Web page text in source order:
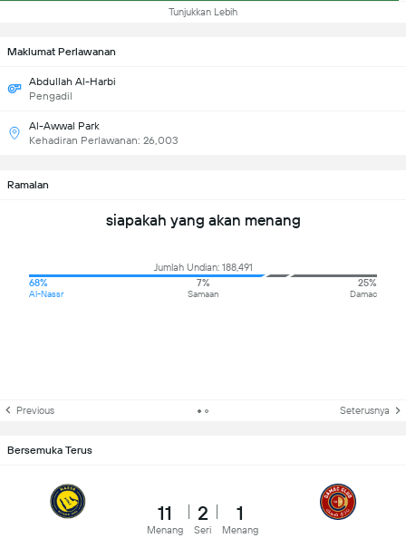
Tunjukkan Lebih
Maklumat Perlawanan
Abdullah Al-Harbi
Pengadil
Al-Awwal Park
Kehadiran Perlawanan: 26,003
Ramalan
siapakah yang akan menang
Jumlah Undian: 188,491
68%
Al-Nassr
7%
Samaan
25%
Damac
Previous Seterusnya
Bersemuka Terus
11
Menang
2
Seri
1
Menang